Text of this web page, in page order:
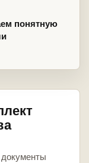
понятную